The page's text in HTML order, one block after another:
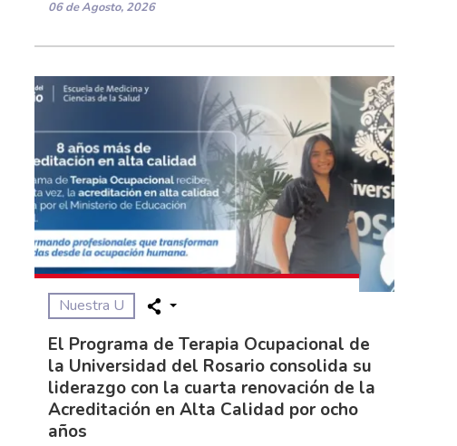
06 de Agosto, 2026
Nuestra U
El Programa de Terapia Ocupacional de
la Universidad del Rosario consolida su
liderazgo con la cuarta renovación de la
Acreditación en Alta Calidad por ocho
años